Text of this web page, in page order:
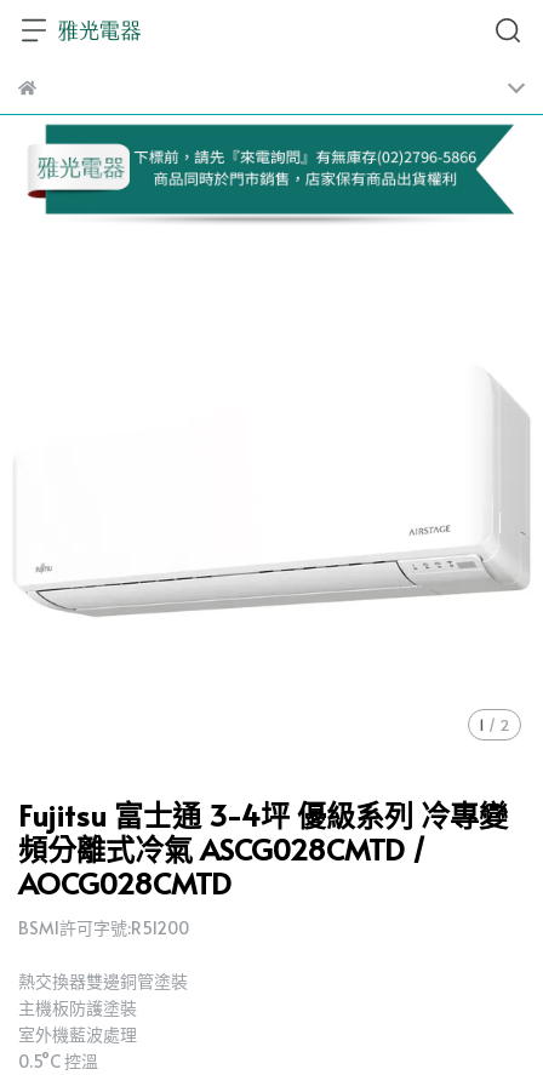
1 / 2
Fujitsu 富士通 3-4坪 優級系列 冷專變
頻分離式冷氣 ASCG028CMTD /
AOCG028CMTD
BSMI許可字號:R51200
熱交換器雙邊銅管塗裝
主機板防護塗裝
室外機藍波處理
0.5°C 控溫